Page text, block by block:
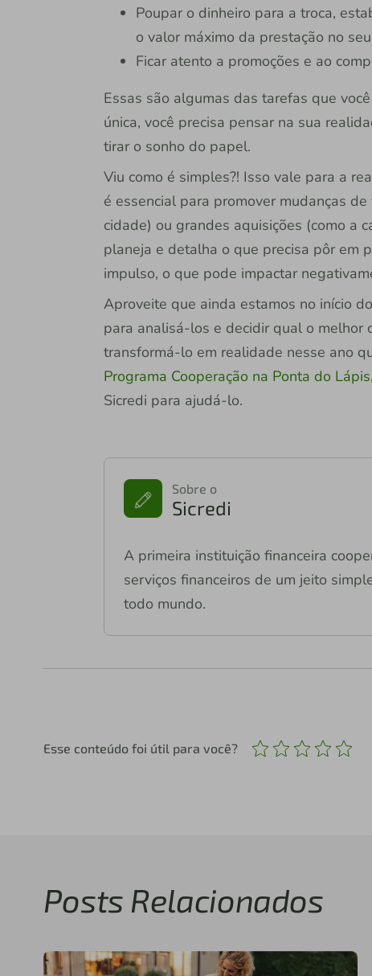
Poupar o dinheiro para a troca,
o valor máximo da prestação no
Ficar atento a promoções e ao
Essas são algumas das tarefas que
única, você precisa pensar na sua
tirar o sonho do papel.
Viu como é simples?! Isso vale para a
é essencial para promover mudanças
cidade) ou grandes aquisições (como a
planeja e detalha o que precisa pôr em
impulso, o que pode impactar
Aproveite que ainda estamos no início
para analisá-los e decidir qual o melhor
transformá-lo em realidade nesse ano
Programa Cooperação na Ponta do Lápis
Sicredi para ajudá-lo.
Sobre o
Sicredi
A primeira instituição financeira
serviços financeiros de um jeito
todo mundo.
Esse conteúdo foi útil para você?
Posts Relacionados